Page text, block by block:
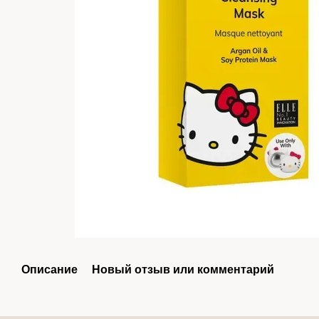
Описание Новый отзыв или комментарий